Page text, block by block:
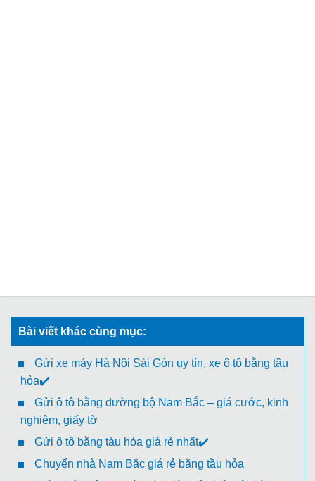
Bài viết khác cùng mục:
Gửi xe máy Hà Nội Sài Gòn uy tín, xe ô tô bằng tầu
hỏa✔️
Gửi ô tô bằng đường bộ Nam Bắc – giá cước, kinh
nghiệm, giấy tờ
Gửi ô tô bằng tàu hỏa giá rẻ nhất✔️
Chuyển nhà Nam Bắc giá rẻ bằng tầu hỏa